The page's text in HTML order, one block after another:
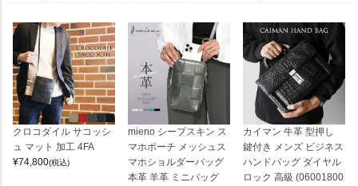
クロコダイル サコッシ
ュ マット 加工 4FA
¥74,800(税込)
mieno シープスキン ス
マホポーチ メッシュス
マホショルダーバッグ
本革 羊革 ミニバッグ
カイマン 牛革 型押し
鍵付き メンズ ビジネス
ハンドバッグ ダイヤル
ロック 高級 (06001800